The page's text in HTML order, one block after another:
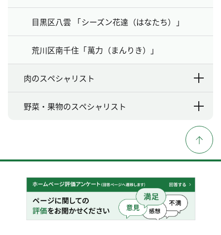
目黒区八雲 「シーズン花達（はなたち）」
荒川区南千住「萬力（まんりき）」
肉のスペシャリスト
野菜・果物のスペシャリスト